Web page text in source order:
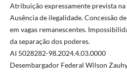
Atribuição expressamente prevista
Ausência de ilegalidade. Concessão
em vagas remanescentes.
da separação dos poderes.
AI 5028282-98.2024.4.03.0000
Desembargador Federal Wilson